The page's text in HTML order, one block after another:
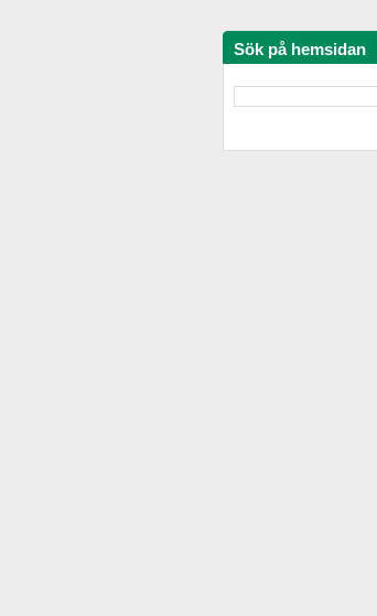
Sök på hemsidan